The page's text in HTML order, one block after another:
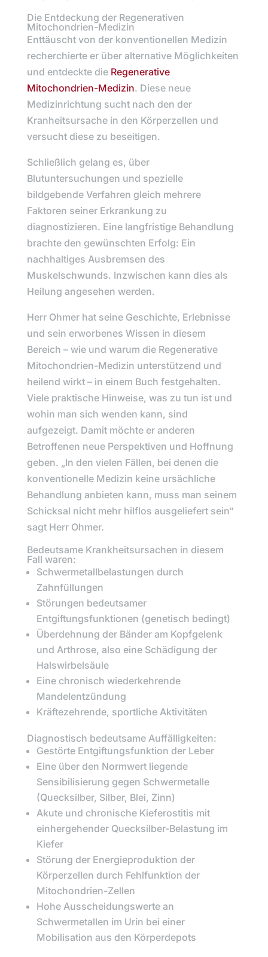
Die Entdeckung der Regenerativen
Mitochondrien-Medizin
Enttäuscht von der konventionellen Medizin
recherchierte er über alternative Möglichkeiten
und entdeckte die Regenerative
Mitochondrien-Medizin. Diese neue
Medizinrichtung sucht nach den der
Kranheitsursache in den Körperzellen und
versucht diese zu beseitigen.
Schließlich gelang es, über
Blutuntersuchungen und spezielle
bildgebende Verfahren gleich mehrere
Faktoren seiner Erkrankung zu
diagnostizieren. Eine langfristige Behandlung
brachte den gewünschten Erfolg: Ein
nachhaltiges Ausbremsen des
Muskelschwunds. Inzwischen kann dies als
Heilung angesehen werden.
Herr Ohmer hat seine Geschichte, Erlebnisse
und sein erworbenes Wissen in diesem
Bereich – wie und warum die Regenerative
Mitochondrien-Medizin unterstützend und
heilend wirkt – in einem Buch festgehalten.
Viele praktische Hinweise, was zu tun ist und
wohin man sich wenden kann, sind
aufgezeigt. Damit möchte er anderen
Betroffenen neue Perspektiven und Hoffnung
geben. „In den vielen Fällen, bei denen die
konventionelle Medizin keine ursächliche
Behandlung anbieten kann, muss man seinem
Schicksal nicht mehr hilflos ausgeliefert sein“
sagt Herr Ohmer.
Bedeutsame Krankheitsursachen in diesem
Fall waren:
Schwermetallbelastungen durch
Zahnfüllungen
Störungen bedeutsamer
Entgiftungsfunktionen (genetisch bedingt)
Überdehnung der Bänder am Kopfgelenk
und Arthrose, also eine Schädigung der
Halswirbelsäule
Eine chronisch wiederkehrende
Mandelentzündung
Kräftezehrende, sportliche Aktivitäten
Diagnostisch bedeutsame Auffälligkeiten:
Gestörte Entgiftungsfunktion der Leber
Eine über den Normwert liegende
Sensibilisierung gegen Schwermetalle
(Quecksilber, Silber, Blei, Zinn)
Akute und chronische Kieferostitis mit
einhergehender Quecksilber-Belastung im
Kiefer
Störung der Energieproduktion der
Körperzellen durch Fehlfunktion der
Mitochondrien-Zellen
Hohe Ausscheidungswerte an
Schwermetallen im Urin bei einer
Mobilisation aus den Körperdepots